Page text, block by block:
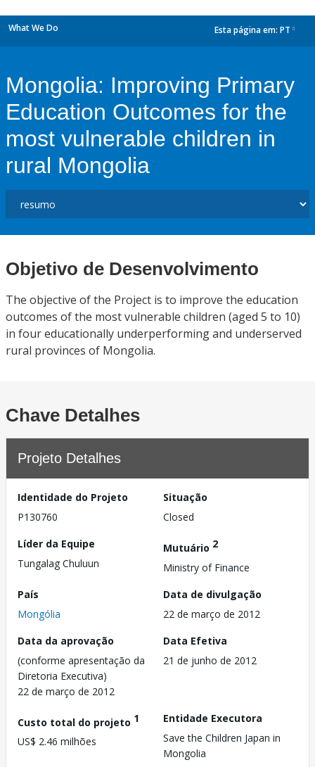
What We Do Esta página em: PT
Mongolia: Improving Primary
Education Outcomes for the
most vulnerable children in
rural Mongolia
Objetivo de Desenvolvimento
The objective of the Project is to improve the education
outcomes of the most vulnerable children (aged 5 to 10)
in four educationally underperforming and underserved
rural provinces of Mongolia.
Chave Detalhes
Projeto Detalhes
Identidade do Projeto
P130760
Situação
Closed
Líder da Equipe
Tungalag Chuluun
Mutuário 2
Ministry of Finance
País
Mongólia
Data de divulgação
22 de março de 2012
Data da aprovação
(conforme apresentação da
Diretoria Executiva)
22 de março de 2012
Data Efetiva
21 de junho de 2012
Custo total do projeto 1
US$ 2.46 milhões
Entidade Executora
Save the Children Japan in
Mongolia